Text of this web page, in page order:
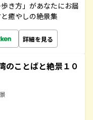
き方」があなたにお届
癒やしの絶景集
詳細を見る
のことばと絶景１０